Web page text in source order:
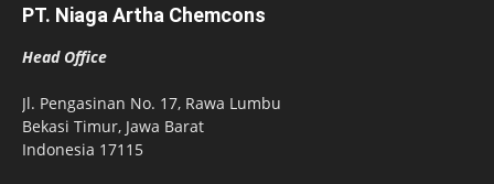
PT. Niaga Artha Chemcons
Head Office
Jl. Pengasinan No. 17, Rawa Lumbu
Bekasi Timur, Jawa Barat
Indonesia 17115